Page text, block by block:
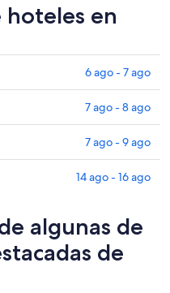
en
6 ago - 7 ago
7 ago - 8 ago
7 ago - 9 ago
14 ago - 16 ago
algunas de
de